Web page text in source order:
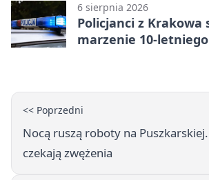
6 sierpnia 2026
Policjanci z Krakowa
marzenie 10-
<< Poprzedni
Nocą ruszą roboty na
czekają zwężenia